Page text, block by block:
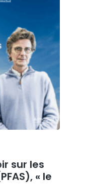
sur les
« le